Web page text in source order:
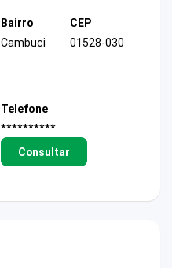
Bairro
Cambuci
CEP
01528-030
Telefone
**********
Consultar